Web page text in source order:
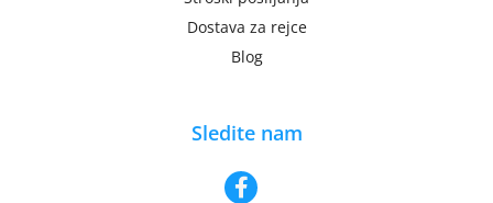
Dostava za rejce
Blog
Sledite nam